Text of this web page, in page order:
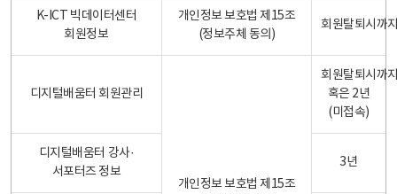
K-ICT 빅데이터센터
회원정보
개인정보 보호법 제15조
(정보주체 동의)
회원탈퇴시까
디지털배움터 회원관리
개인정보 보호법 제15조
회원탈퇴시까
혹은 2년
(미접속)
디지털배움터 강사·
서포터즈 정보
3년